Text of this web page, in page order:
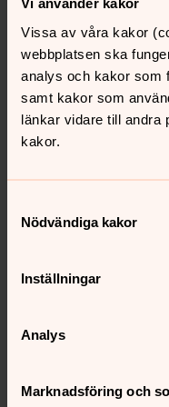
Vissa av våra kakor
webbplatsen ska
analys och kakor som
samt kakor som
länkar vidare till andra
kakor.
Nödvändiga kakor
Inställningar
Analys
Marknadsföring och
18.00 –19.30·
Stenbrohults kyrka